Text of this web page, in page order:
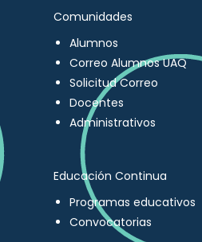
Comunidades
Alumnos
Correo Alumnos UAQ
Solicitud Correo
Docentes
Administrativos
Educación Continua
Programas educativos
Convocatorias